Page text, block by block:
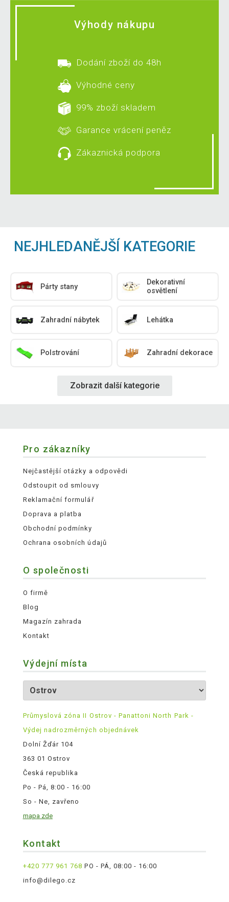
Výhody nákupu
Dodání zboží do 48h
Výhodné ceny
99% zboží skladem
Garance vrácení peněz
Zákaznická podpora
NEJHLEDANĚJŠÍ KATEGORIE
Párty stany
Dekorativní
osvětlení
Zahradní nábytek Lehátka
Polstrování Zahradní dekorace
Zobrazit další kategorie
Pro zákazníky
Nejčastější otázky a odpovědi
Odstoupit od smlouvy
Reklamační formulář
Doprava a platba
Obchodní podmínky
Ochrana osobních údajů
O společnosti
O firmě
Blog
Magazín zahrada
Kontakt
Výdejní místa
Průmyslová zóna II Ostrov - Panattoni North Park -
Výdej nadrozměrných objednávek
Dolní Žďár 104
363 01 Ostrov
Česká republika
Po - Pá, 8:00 - 16:00
So - Ne, zavřeno
mapa zde
Kontakt
+420 777 961 768 PO - PÁ, 08:00 - 16:00
info@dilego.cz